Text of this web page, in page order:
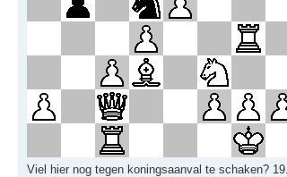
Viel hier nog tegen koningsaanval te schaken?